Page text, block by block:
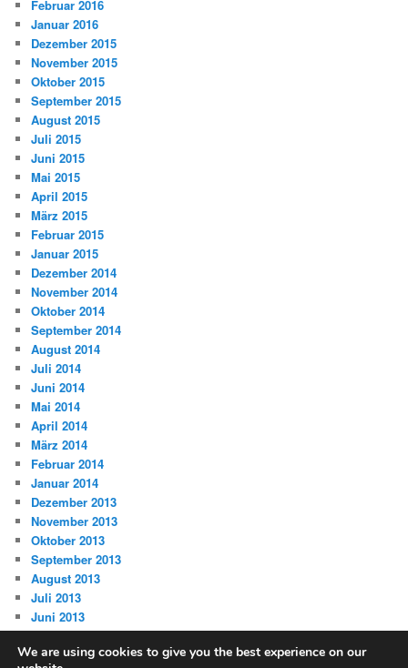
Februar 2016
Januar 2016
Dezember 2015
November 2015
Oktober 2015
September 2015
August 2015
Juli 2015
Juni 2015
Mai 2015
April 2015
März 2015
Februar 2015
Januar 2015
Dezember 2014
November 2014
Oktober 2014
September 2014
August 2014
Juli 2014
Juni 2014
Mai 2014
April 2014
März 2014
Februar 2014
Januar 2014
Dezember 2013
November 2013
Oktober 2013
September 2013
August 2013
Juli 2013
Juni 2013
We are using cookies to give you the best experience on our